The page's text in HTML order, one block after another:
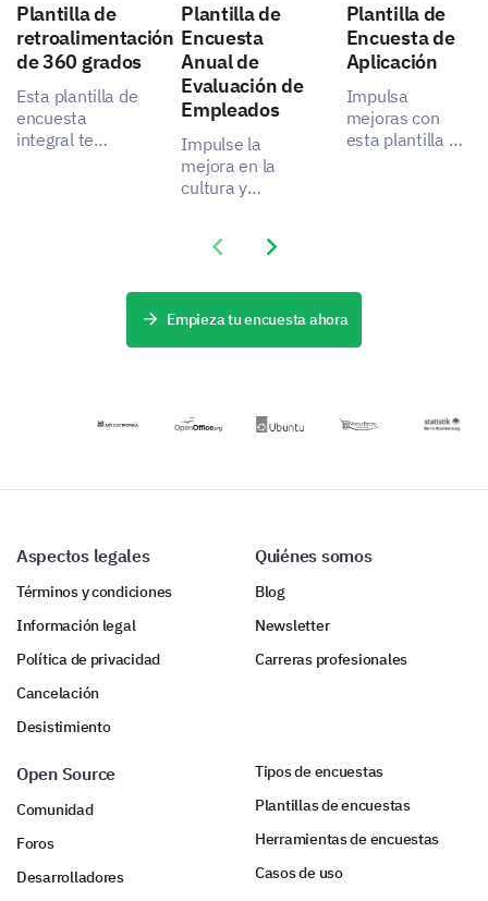
Plantilla de
retroalimentación
de 360 grados
Esta plantilla de
encuesta
integral te
Plantilla de
Encuesta
Anual de
Evaluación de
Empleados
Impulse la
mejora en la
cultura y
esta completa
encuesta.
Plantilla de
Encuesta de
Aplicación
Impulsa
mejoras con
esta plantilla de
los usuarios
para mejorar su
Previous slide
Next slide
Empieza tu encuesta ahora
Aspectos legales
Términos y condiciones
Información legal
Política de privacidad
Cancelación
Desistimiento
Quiénes somos
Blog
Newsletter
Carreras profesionales
Open Source
Comunidad
Foros
Desarrolladores
Tipos de encuestas
Plantillas de encuestas
Herramientas de encuestas
Casos de uso